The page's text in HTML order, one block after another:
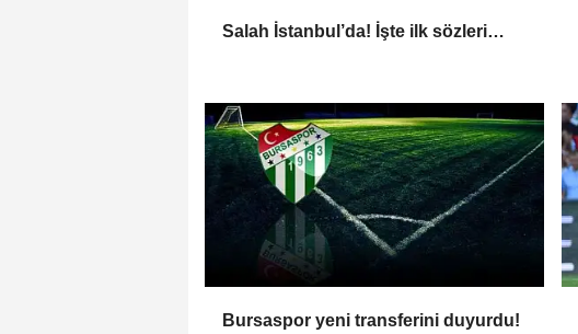
Salah İstanbul’da! İşte ilk sözleri…
Bursaspor yeni transferini duyurdu!